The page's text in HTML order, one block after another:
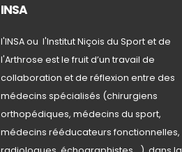
INSA
l'INSA ou l'Institut Niçois du Sport et de
l'Arthrose est le fruit d’un travail de
collaboration et de réflexion entre des
médecins spécialisés (chirurgiens
orthopédiques, médecins du sport,
médecins rééducateurs fonctionnelles,